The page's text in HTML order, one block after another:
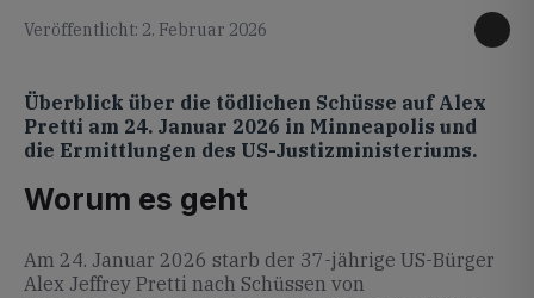
Veröffentlicht: 2. Februar 2026
Überblick über die tödlichen Schüsse auf Alex
Pretti am 24. Januar 2026 in Minneapolis und
die Ermittlungen des US-Justizministeriums.
Worum es geht
Am 24. Januar 2026 starb der 37-jährige US-Bürger
Alex Jeffrey Pretti nach Schüssen von